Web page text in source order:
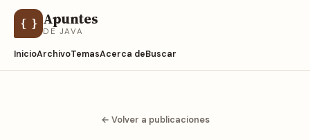
{ } Apuntes
DE JAVA
InicioArchivoTemasAcerca deBuscar
← Volver a publicaciones